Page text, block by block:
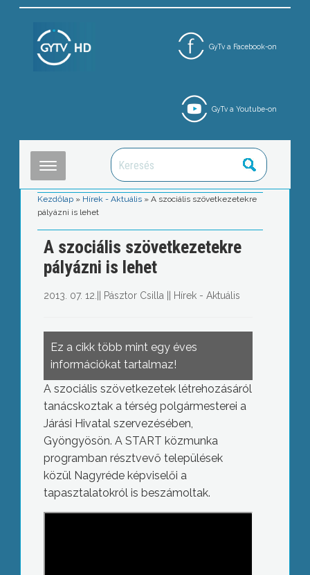
GyTv a Facebook-on
GyTv a Youtube-on
Kezdőlap » Hírek - Aktuális »A szociális szövetkezetekre
pályázni is lehet
A szociális szövetkezetekre
pályázni is lehet
2013. 07. 12. Pásztor Csilla Hírek - Aktuális
Ez a cikk több mint egy éves
információkat tartalmaz!
A szociális szövetkezetek létrehozásáról
tanácskoztak a térség polgármesterei a
Járási Hivatal szervezésében,
Gyöngyösön. A START közmunka
programban résztvevő települések
közül Nagyréde képviselői a
tapasztalatokról is beszámoltak.